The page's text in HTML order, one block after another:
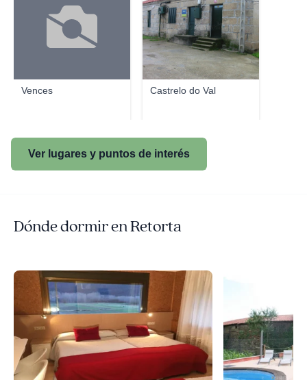
Vences Castrelo do Val
Ver lugares y puntos de interés
Dónde dormir en Retorta